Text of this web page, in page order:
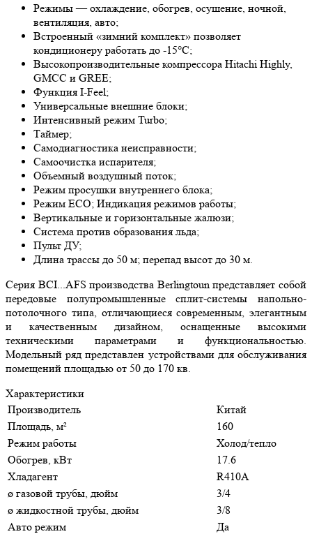
Режимы — охлаждение, обогрев, осушение, ночной,
вентиляция, авто;
Встроенный «зимний комплект» позволяет
кондиционеру работать до -15°С;
Высокопроизводительные компрессора Hitachi Highly,
GMCC и GREE;
Функция I-Feel;
Универсальные внешние блоки;
Интенсивный режим Turbo;
Таймер;
Самодиагностика неисправности;
Самоочистка испарителя;
Объемный воздушный поток;
Режим просушки внутреннего блока;
Режим ECO; Индикация режимов работы;
Вертикальные и горизонтальные жалюзи;
Система против образования льда;
Пульт ДУ;
Длина трассы до 50 м; перепад высот до 30 м.
Серия BCI...AFS производства Berlingtoun представляет собой
передовые полупромышленные сплит-системы напольно-
потолочного типа, отличающиеся современным, элегантным
и качественным дизайном, оснащенные высокими
техническими параметрами и функциональностью.
Модельный ряд представлен устройствами для обслуживания
помещений площадью от 50 до 170 кв.
Характеристики
Производитель
Китай
Площадь, м²
160
Режим работы
Холод/тепло
Обогрев, кВт
17.6
Хладагент
R410A
ø газовой трубы, дюйм
3/4
ø жидкостной трубы, дюйм
3/8
Авто режим
Да